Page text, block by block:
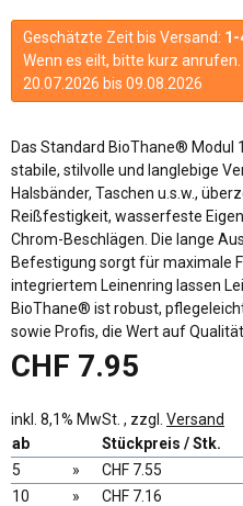
Geschätzte Zeit bis Versand: 1-
Wenn es eilt, bitte kurz
20.07.2026 bis 09.08.2026
Das Standard BioThane® Modul
stabile, stilvolle und langlebige
Halsbänder, Taschen u.s.w.,
Reißfestigkeit, wasserfeste
Chrom-Beschlägen. Die lange
Befestigung sorgt für maximale
integriertem Leinenring lassen
BioThane® ist robust,
sowie Profis, die Wert auf Qualität
CHF 7.95
inkl. 8,1% MwSt. , zzgl. Versand
ab
Stückpreis / Stk.
5
»
CHF 7.55
10
»
CHF 7.16